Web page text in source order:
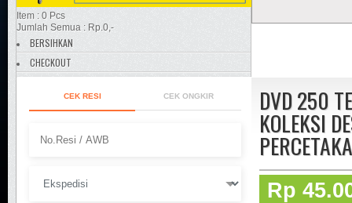
DVD 250
KOLEKSI
Rp
Item : 0 Pcs
Jumlah Semua : Rp.0,-
BERSIHKAN
CHECKOUT
CEK RESI CEK ONGKIR